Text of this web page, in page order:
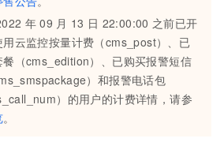
年 09 月 13 日 22:00:00 之前已开
用云监控按量计费（cms_post）、已
餐（cms_edition）、已购买报警短信
）和报警电话包
）的用户的计费详情，请参
。